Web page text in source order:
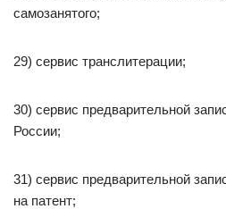
самозанятого;
29) сервис транслитерации;
30) сервис предварительной
России;
31) сервис предварительной
на патент;